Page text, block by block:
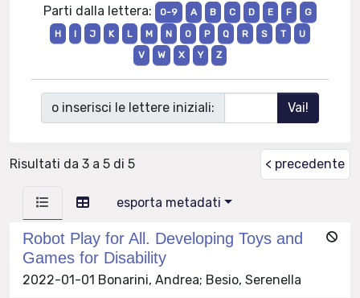
Parti dalla lettera: 0-9 A B C D E F
G
H
I J K L M N O P Q R S T
U
V
W X Y Z
o inserisci le lettere iniziali:
Risultati da 3 a 5 di 5 < precedente
esporta metadati
Robot Play for All. Developing Toys and
Games for Disability
2022-01-01 Bonarini, Andrea; Besio, Serenella